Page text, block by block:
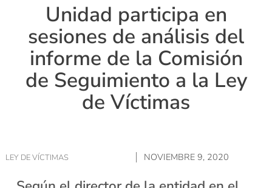
Unidad participa en
sesiones de análisis del
informe de la Comisión
de Seguimiento a la Ley
de Víctimas
LEY DE VÍCTIMAS NOVIEMBRE 9, 2020